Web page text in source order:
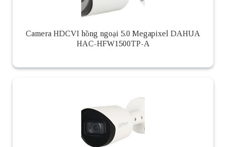
Camera HDCVI hồng ngoại 5.0 Megapixel DAHUA
HAC-HFW1500TP-A